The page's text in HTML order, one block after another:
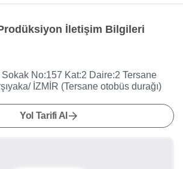
İletişim Bilgileri
No:157 Kat:2 Daire:2 Tersane
İZMİR (Tersane otobüs durağı)
Yol Tarifi Al